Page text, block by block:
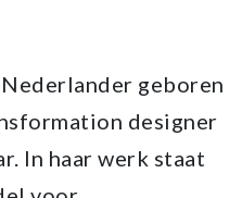
geboren
designer
In haar werk staat